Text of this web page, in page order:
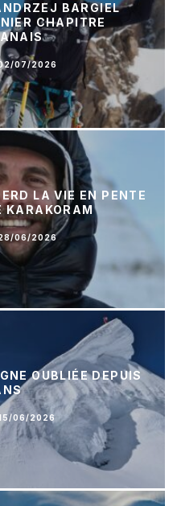
BARGIEL
CHAPITRE
07/2026
LA VIE EN PENTE
KARAKORAM
06/2026
OUBLIÉE DEPUIS
06/2026